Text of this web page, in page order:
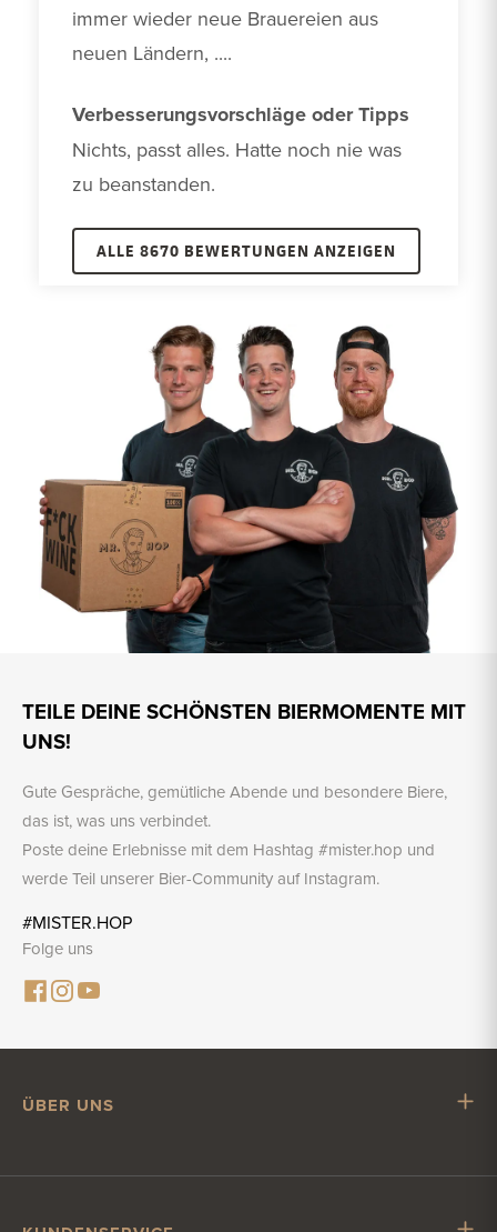
immer wieder neue Brauereien aus
neuen Ländern, ....
Verbesserungsvorschläge oder Tipps
Nichts, passt alles. Hatte noch nie was
zu beanstanden.
ALLE 8670 BEWERTUNGEN ANZEIGEN
TEILE DEINE SCHÖNSTEN BIERMOMENTE MIT
UNS!
Gute Gespräche, gemütliche Abende und besondere Biere,
das ist, was uns verbindet.
Poste deine Erlebnisse mit dem Hashtag #mister.hop und
werde Teil unserer Bier-Community auf Instagram.
#MISTER.HOP
Folge uns
ÜBER UNS
Stellenangebote